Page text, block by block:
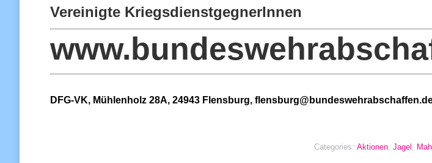
Vereinigte KriegsdienstgegnerInnen
DFG-VK, Mühlenholz 28A, 24943 Flensburg,
Categories: Aktionen, Jagel ,